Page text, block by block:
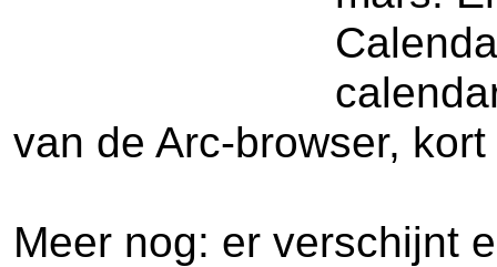
van de Arc-browser,
Meer nog: er verschijnt